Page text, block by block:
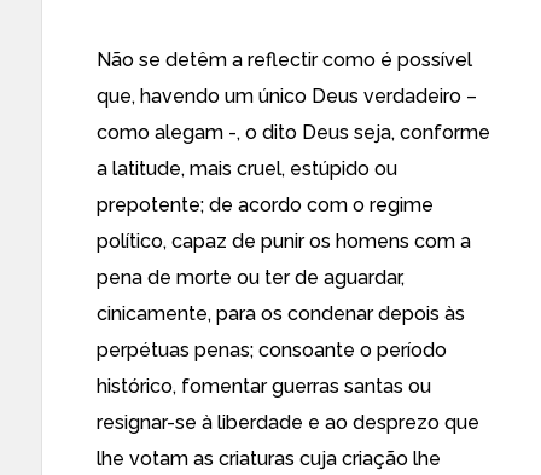
Não se detêm a reflectir como é possível
que, havendo um único Deus verdadeiro –
como alegam -, o dito Deus seja, conforme
a latitude, mais cruel, estúpido ou
prepotente; de acordo com o regime
político, capaz de punir os homens com a
pena de morte ou ter de aguardar,
cinicamente, para os condenar depois às
perpétuas penas; consoante o período
histórico, fomentar guerras santas ou
resignar-se à liberdade e ao desprezo que
lhe votam as criaturas cuja criação lhe